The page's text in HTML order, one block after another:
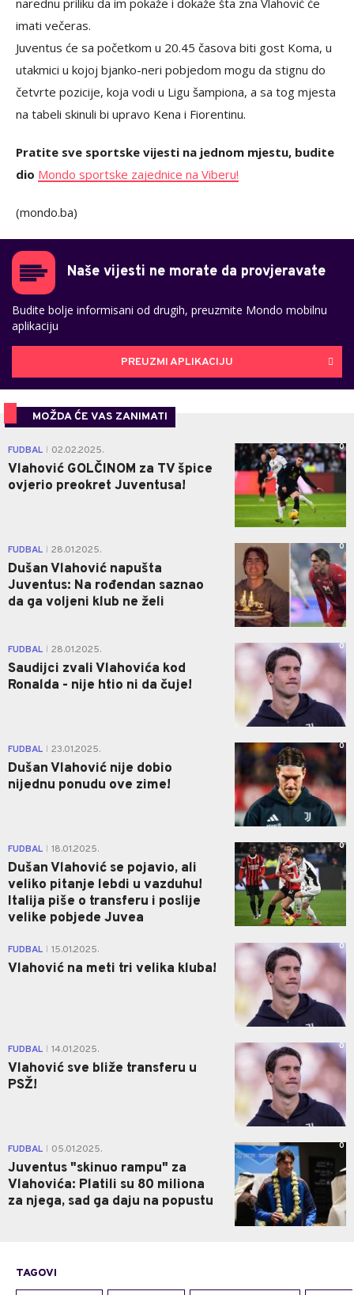
narednu priliku da im pokaže i dokaže šta zna Vlahović će
imati večeras.
Juventus će sa početkom u 20.45 časova biti gost Koma, u
utakmici u kojoj bjanko-neri pobjedom mogu da stignu do
četvrte pozicije, koja vodi u Ligu šampiona, a sa tog mjesta
na tabeli skinuli bi upravo Kena i Fiorentinu.
Pratite sve sportske vijesti na jednom mjestu, budite
dio Mondo sportske zajednice na Viberu!
(mondo.ba)
Naše vijesti ne morate da provjeravate
Budite bolje informisani od drugih, preuzmite Mondo mobilnu
aplikaciju
PREUZMI APLIKACIJU
MOŽDA ĆE VAS ZANIMATI
FUDBAL 02.02.2025.
Vlahović GOLČINOM za TV špice
ovjerio preokret Juventusa!
0
FUDBAL 28.01.2025.
Dušan Vlahović napušta
Juventus: Na rođendan saznao
da ga voljeni klub ne želi
0
FUDBAL 28.01.2025.
Saudijci zvali Vlahovića kod
Ronalda - nije htio ni da čuje!
0
FUDBAL 23.01.2025.
Dušan Vlahović nije dobio
nijednu ponudu ove zime!
0
FUDBAL 18.01.2025.
Dušan Vlahović se pojavio, ali
veliko pitanje lebdi u vazduhu!
Italija piše o transferu i poslije
velike pobjede Juvea
0
FUDBAL 15.01.2025.
Vlahović na meti tri velika kluba!
0
FUDBAL 14.01.2025.
Vlahović sve bliže transferu u
PSŽ!
0
FUDBAL 05.01.2025.
Juventus "skinuo rampu" za
Vlahovića: Platili su 80 miliona
za njega, sad ga daju na popustu
0
TAGOVI